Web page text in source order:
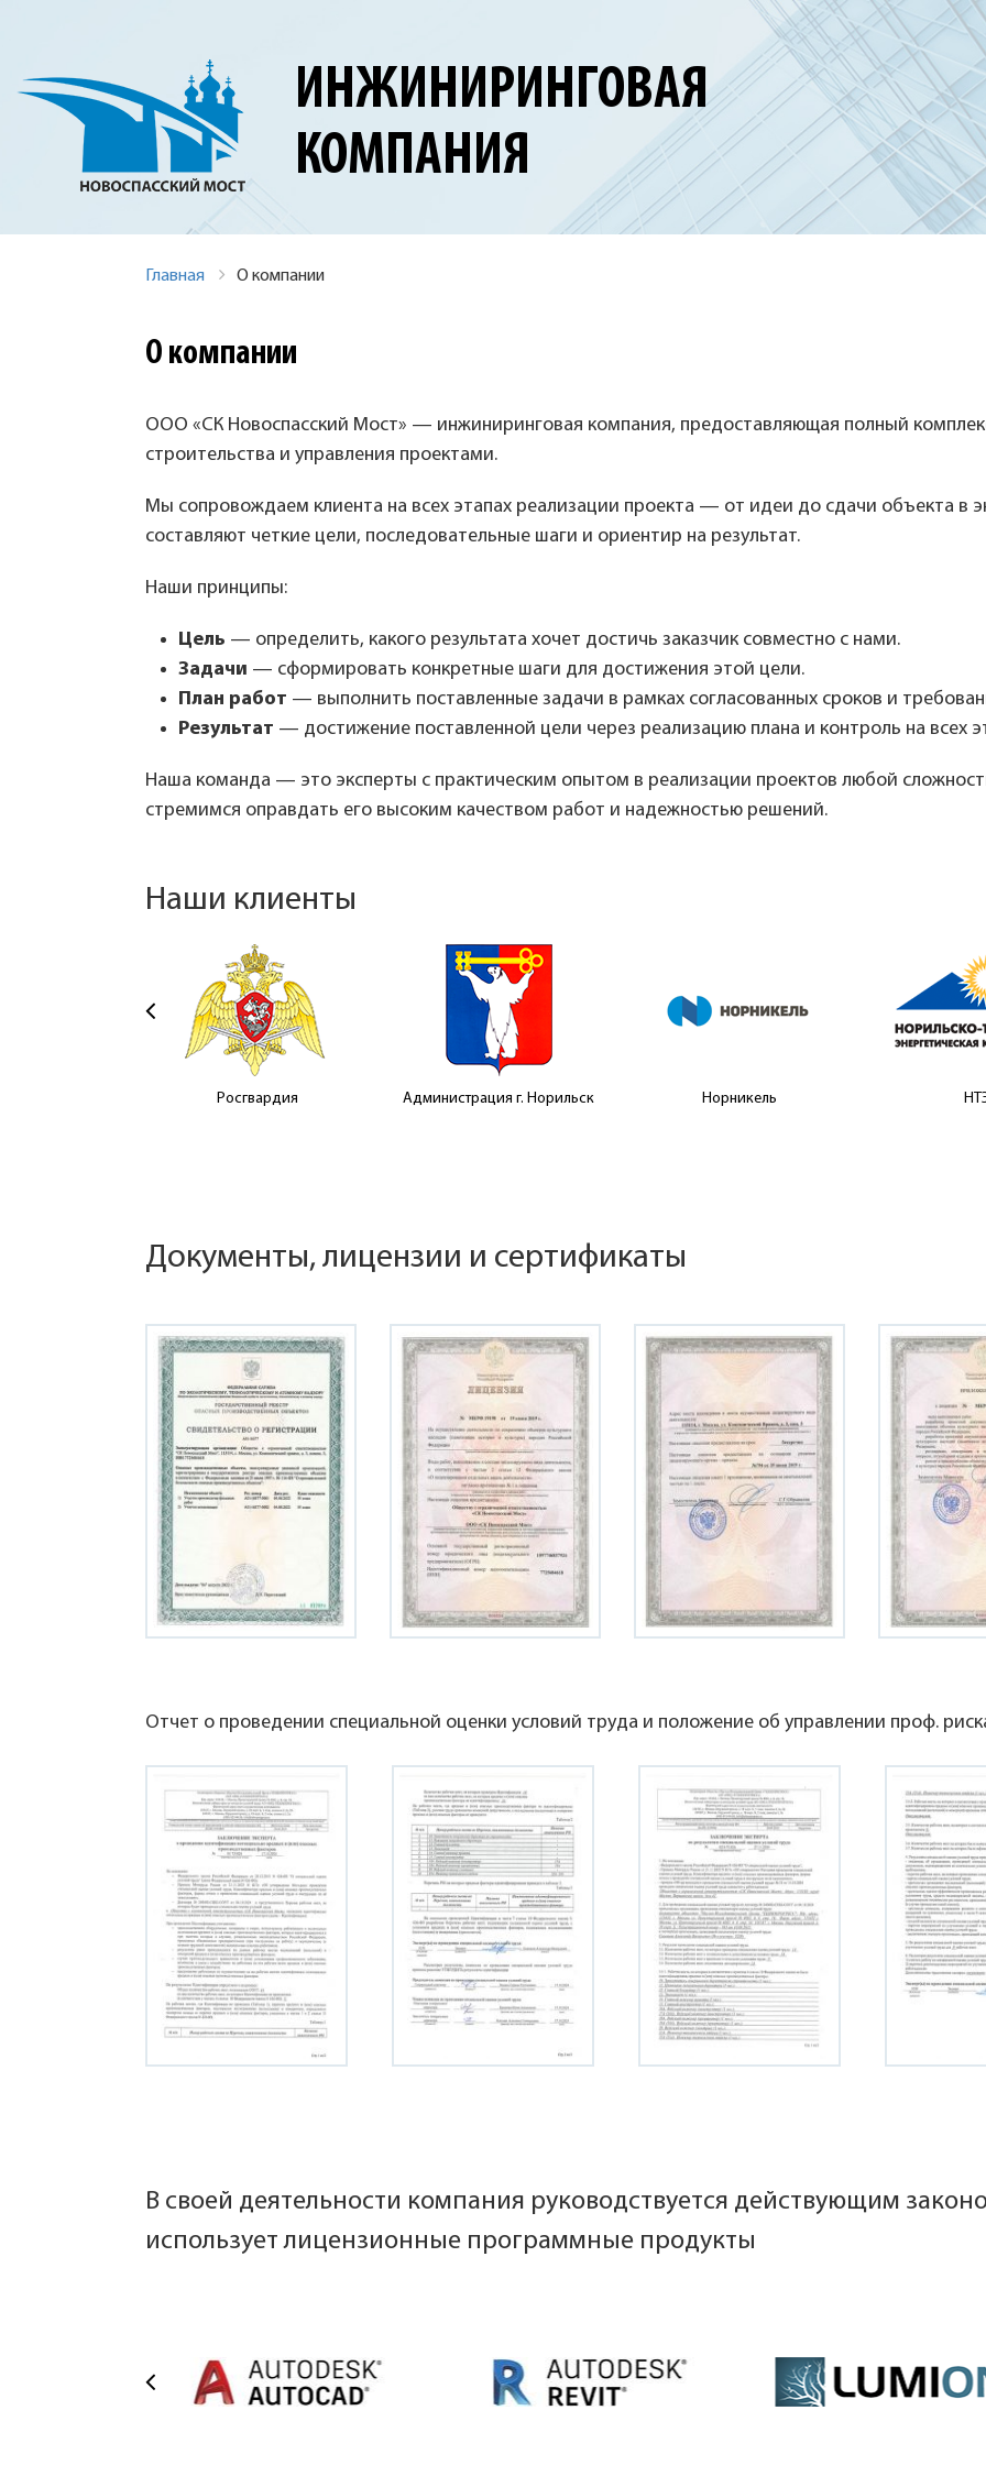
ИНЖИНИРИНГОВАЯ
КОМПАНИЯ
Главная О компании
О компании
ООО «СК Новоспасский Мост» — инжиниринговая компания, предоставляющая полный
строительства и управления проектами.
Мы сопровождаем клиента на всех этапах реализации проекта — от идеи до сдачи объекта в
составляют четкие цели, последовательные шаги и ориентир на результат.
Наши принципы:
Цель — определить, какого результата хочет достичь заказчик совместно с нами.
Задачи — сформировать конкретные шаги для достижения этой цели.
План работ — выполнить поставленные задачи в рамках согласованных сроков и
Результат — достижение поставленной цели через реализацию плана и контроль на всех
Наша команда — это эксперты с практическим опытом в реализации проектов любой
стремимся оправдать его высоким качеством работ и надежностью решений.
Наши клиенты
Росгвардия Администрация г. Норильск Норникель
Документы, лицензии и сертификаты
Отчет о проведении специальной оценки условий труда и положение об управлении проф.
В своей деятельности компания руководствуется действующим
использует лицензионные программные продукты